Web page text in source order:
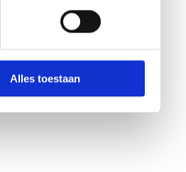
Alles toestaan